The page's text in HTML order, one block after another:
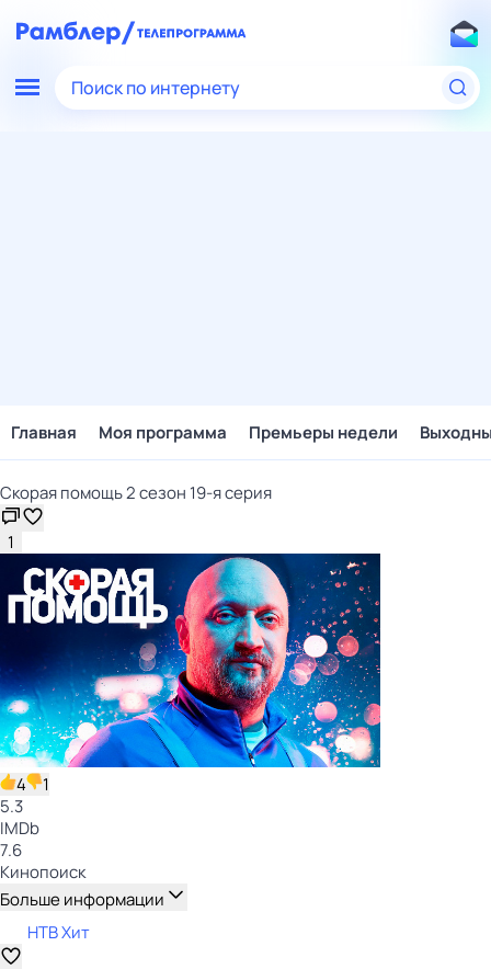
Поиск по интернету
Главная Моя программа Премьеры недели
Скорая помощь 2 сезон 19-я серия
1
4
1
5.3
IMDb
7.6
Кинопоиск
Больше информации
НТВ Хит